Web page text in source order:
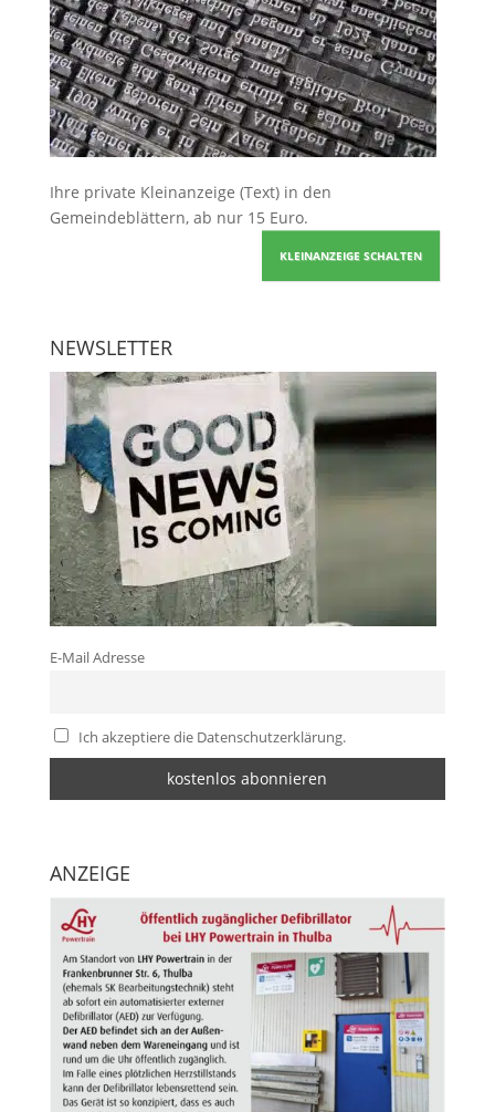
Ihre private Kleinanzeige (Text) in den
Gemeindeblättern, ab nur 15 Euro.
KLEINANZEIGE SCHALTEN
NEWSLETTER
E-Mail Adresse
Ich akzeptiere die Datenschutzerklärung.
ANZEIGE